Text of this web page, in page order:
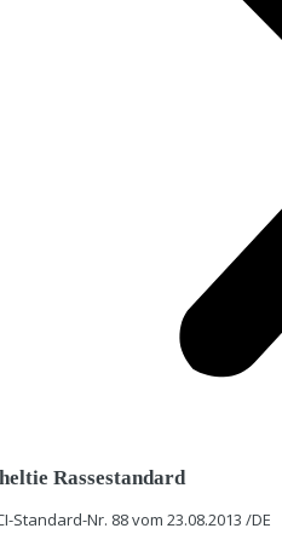
Rassestandard
Standard-Nr. 88 vom 23.08.2013 /DE